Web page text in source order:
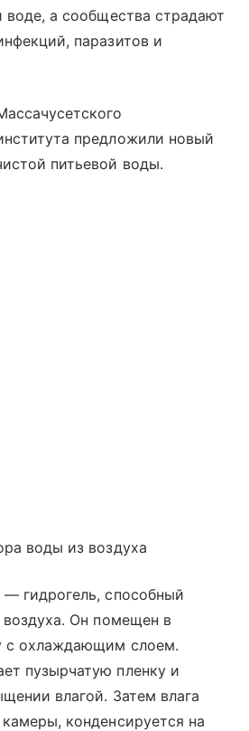
воде, а сообщества страдают
паразитов и
предложили новый
питьевой воды.
воды из воздуха
— гидрогель, способный
воздуха. Он помещен в
с охлаждающим слоем.
пузырчатую пленку и
влагой. Затем влага
конденсируется на